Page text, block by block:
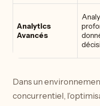
Analytics
Avancés
Dans un
concurrentiel,